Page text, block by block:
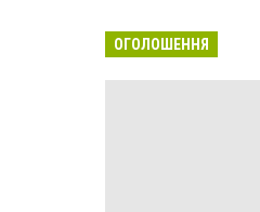
ОГОЛОШЕННЯ